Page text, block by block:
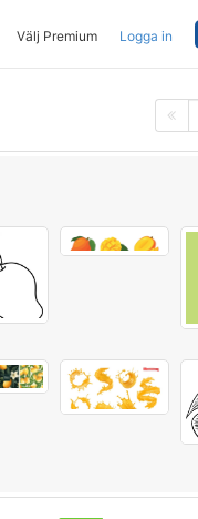
Välj Premium Logga in